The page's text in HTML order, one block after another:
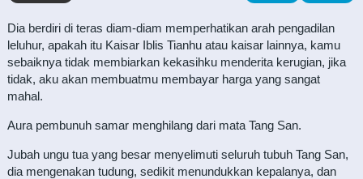
Dia berdiri di teras diam-diam memperhatikan arah pengadilan
leluhur, apakah itu Kaisar Iblis Tianhu atau kaisar lainnya, kamu
sebaiknya tidak membiarkan kekasihku menderita kerugian, jika
tidak, aku akan membuatmu membayar harga yang sangat
mahal.
Aura pembunuh samar menghilang dari mata Tang San.
Jubah ungu tua yang besar menyelimuti seluruh tubuh Tang San,
dia mengenakan tudung, sedikit menundukkan kepalanya, dan